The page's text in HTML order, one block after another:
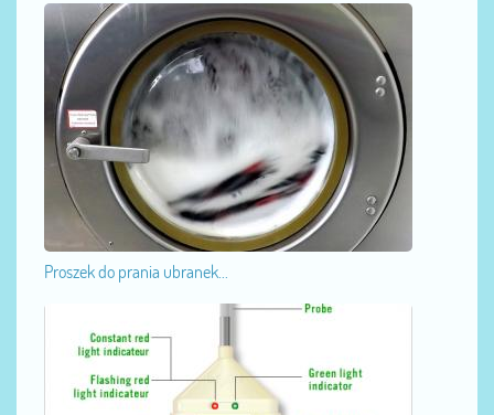
Proszek do prania ubranek...